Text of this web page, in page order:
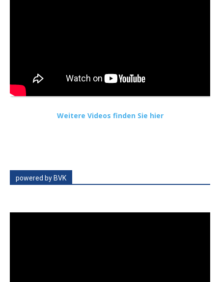
Weitere Videos finden Sie hier
powered by BVK